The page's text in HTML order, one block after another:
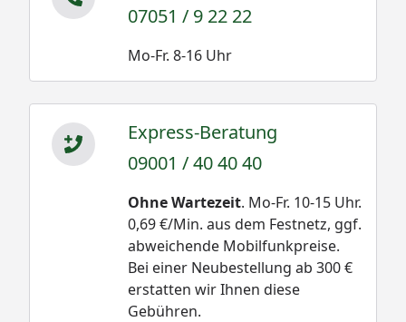
07051 / 9 22 22
Mo-Fr. 8-16 Uhr
Express-Beratung
09001 / 40 40 40
Ohne Wartezeit. Mo-Fr. 10-15 Uhr.
0,69 €/Min. aus dem Festnetz, ggf.
abweichende Mobilfunkpreise.
Bei einer Neubestellung ab 300 €
erstatten wir Ihnen diese
Gebühren.